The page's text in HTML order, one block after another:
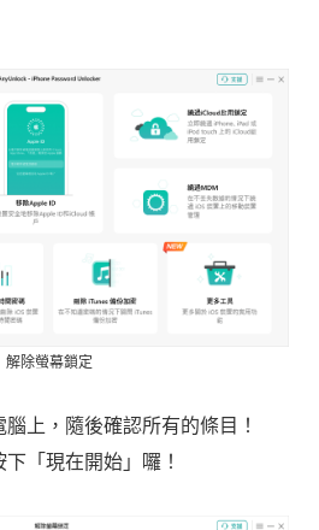
解除螢幕鎖定
上，隨後確認所有的條目！
「現在開始」囉！